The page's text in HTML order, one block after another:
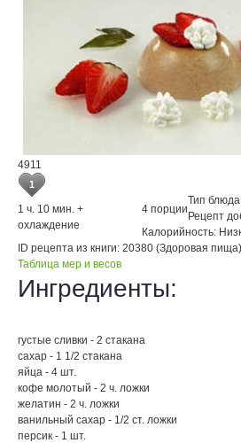
4911
1
1 ч. 10 мин. +
охлаждение
4 порции
Тип
Рецепт
Калорийность:
ID рецепта из книги: 20380 (Здоровая пища)
Таблица мер и весов
Ингредиенты:
густые сливки - 2 стакана
сахар - 1 1/2 стакана
яйца - 4 шт.
кофе молотый - 2 ч. ложки
желатин - 2 ч. ложки
ванильный сахар - 1/2 ст. ложки
персик - 1 шт.